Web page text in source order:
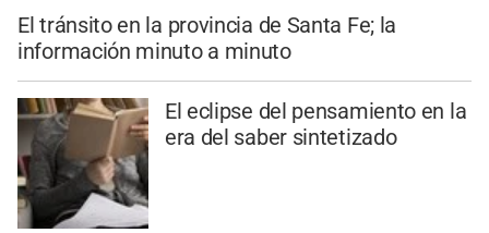
El tránsito en la provincia de Santa Fe; la
información minuto a minuto
El eclipse del pensamiento en la
era del saber sintetizado